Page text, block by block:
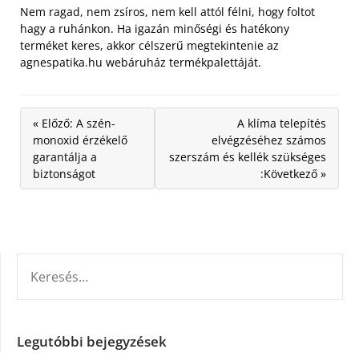
Nem ragad, nem zsíros, nem kell attól félni, hogy foltot
hagy a ruhánkon. Ha igazán minőségi és hatékony
terméket keres, akkor célszerű megtekintenie az
agnespatika.hu webáruház termékpalettáját.
« Előző: A szén-
monoxid érzékelő
garantálja a
biztonságot
A klíma telepítés
elvégzéséhez számos
szerszám és kellék szükséges
:Következő »
Legutóbbi bejegyzések